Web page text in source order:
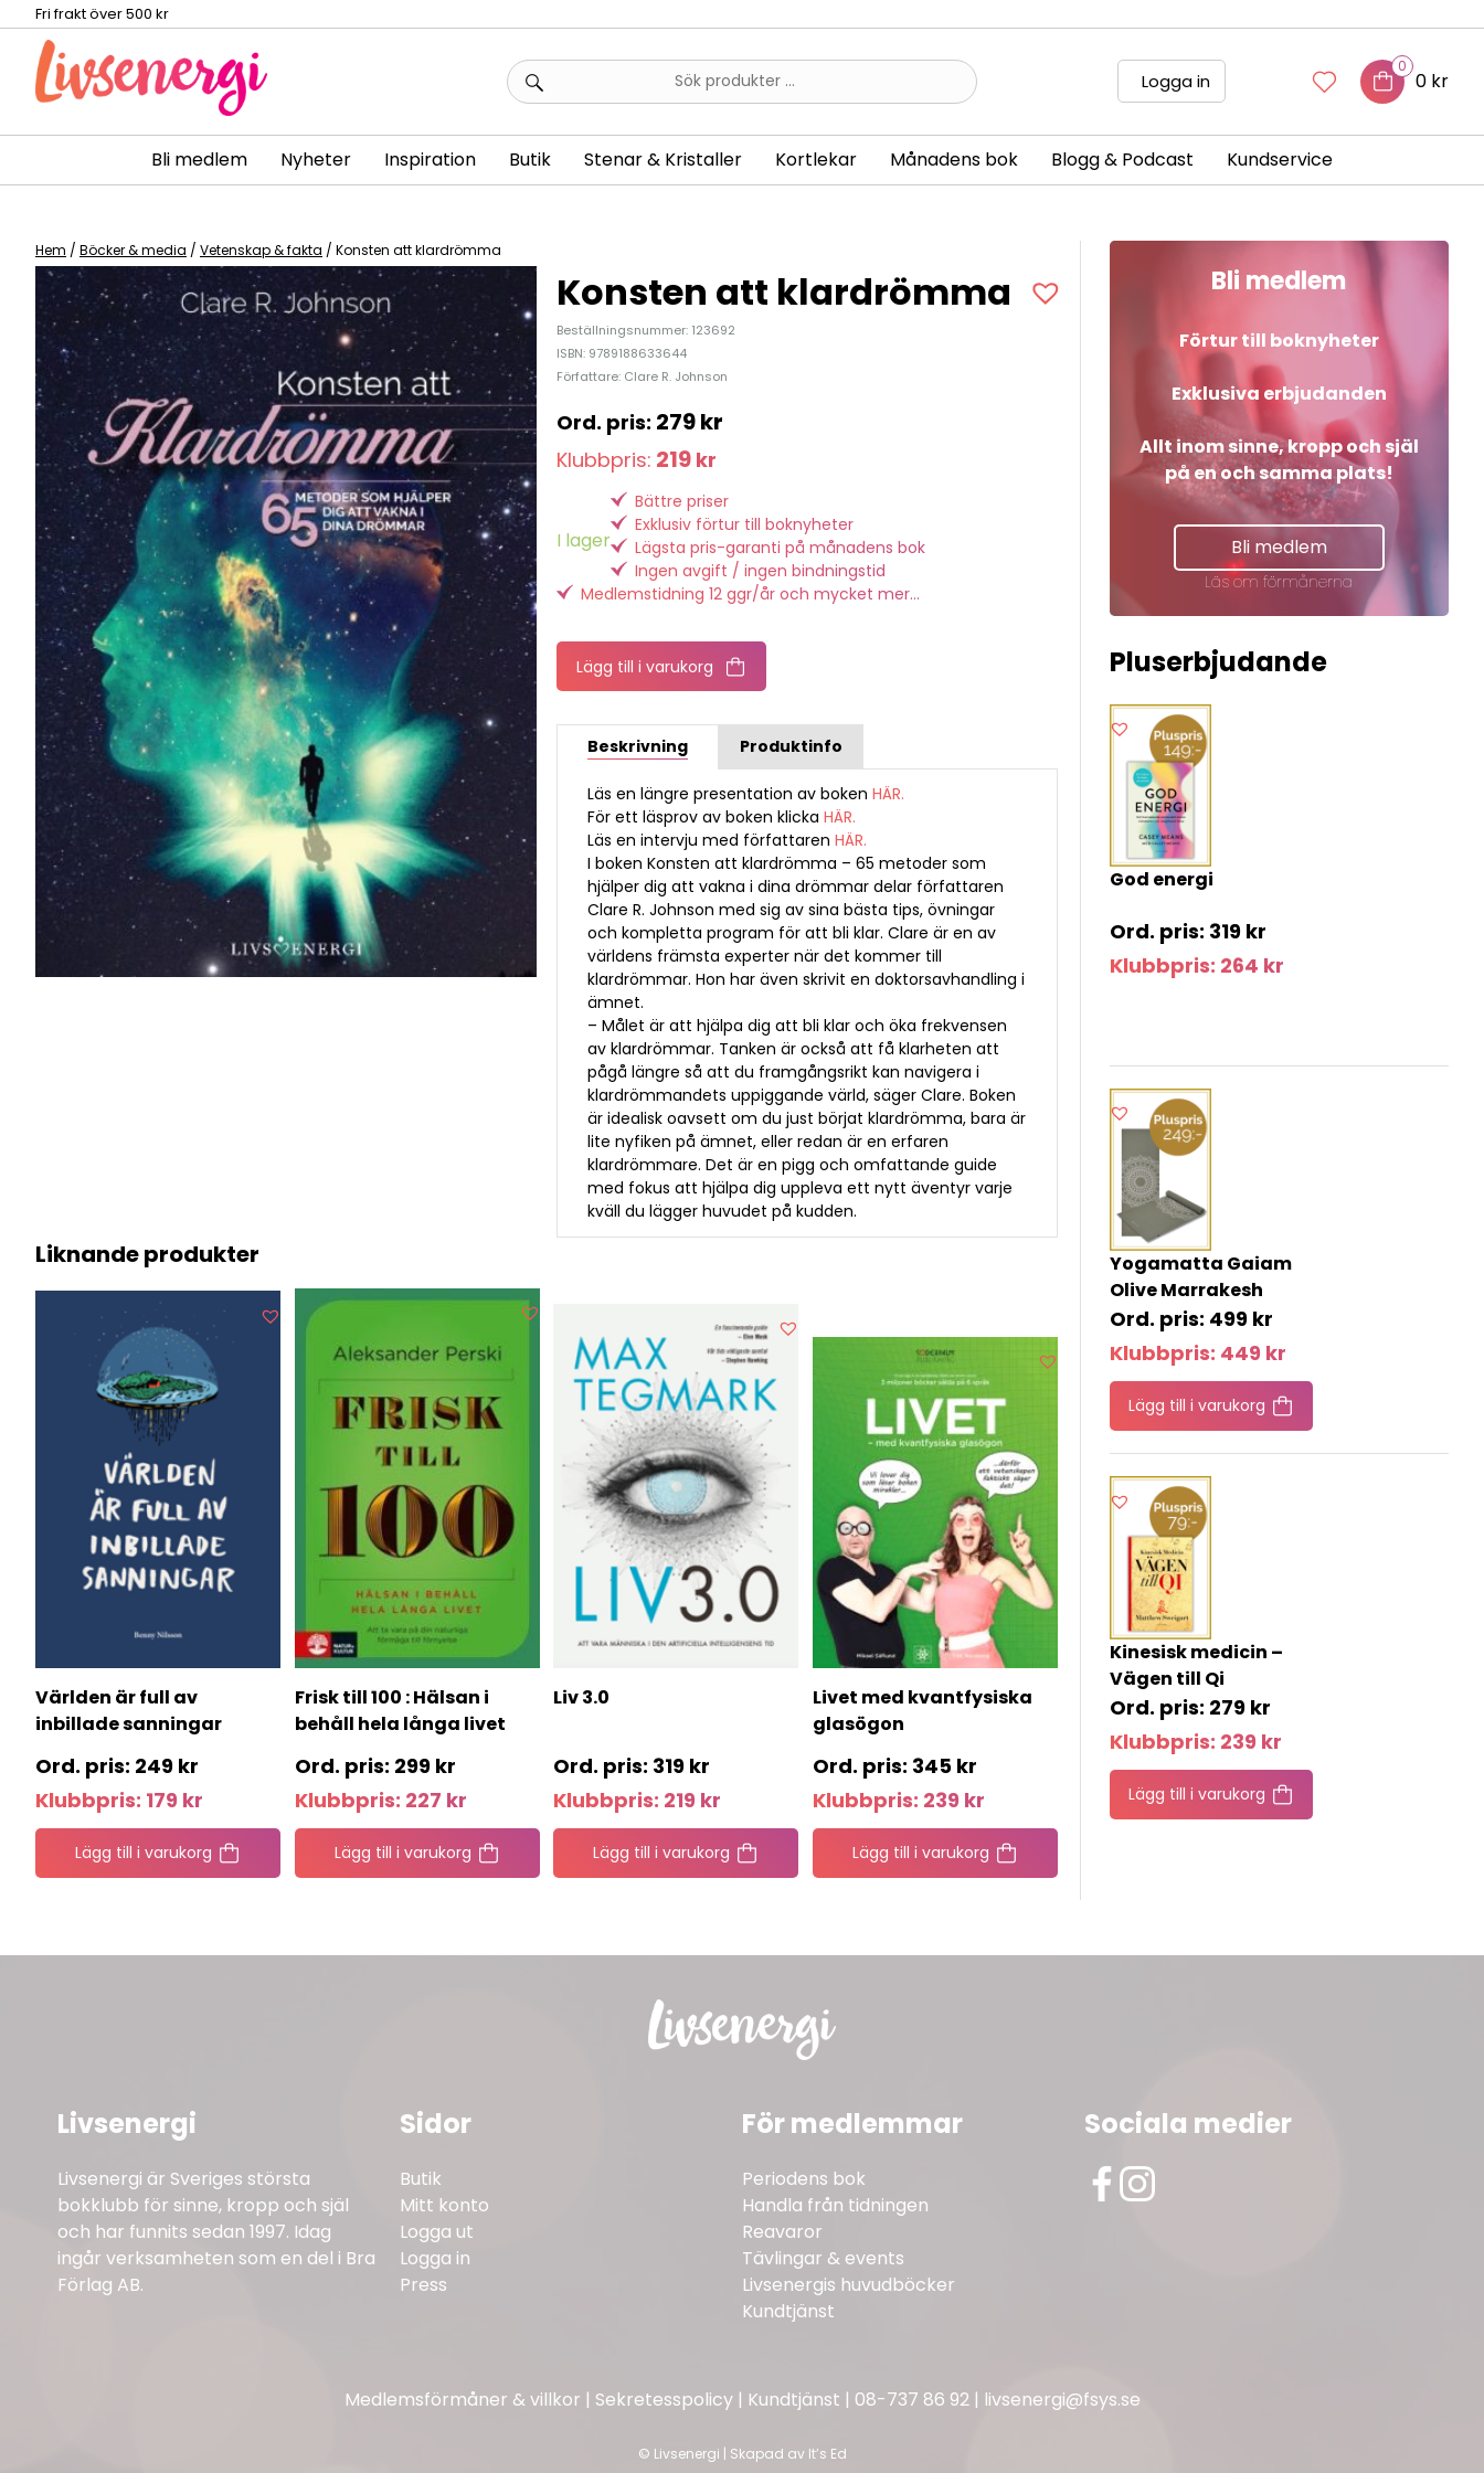
content
Fri frakt över 500 kr
Sök
efter:
Logga in
0
0 kr
Bli medlem Nyheter Inspiration Butik Stenar & Kristaller Kortlekar Månadens bok Blogg & Podcast Kundservice
Hem / Böcker & media / Vetenskap & fakta / Konsten att klardrömma
Konsten att klardrömma
Beställningsnummer: 123692
ISBN: 9789188633644
Författare: Clare R. Johnson
279kr
Klubbpris: 219 kr
I lager
Bättre priser
Exklusiv förtur till boknyheter
Lägsta pris-garanti på månadens bok
Ingen avgift / ingen bindningstid
Medlemstidning 12 ggr/år och mycket mer...
Lägg till i varukorg
Beskrivning Produktinfo
Läs en längre presentation av bokenHÄR.
För ett läsprov av boken klickaHÄR.
Läs en intervju med författarenHÄR.
I boken Konsten att klardrömma – 65 metoder som
hjälper dig att vakna i dina drömmar delar författaren
Clare R. Johnson med sig av sina bästa tips, övningar
och kompletta program för att bli klar. Clare är en av
världens främsta experter när det kommer till
klardrömmar. Hon har även skrivit en doktorsavhandling i
ämnet.
– Målet är att hjälpa dig att bli klar och öka frekvensen
av klardrömmar. Tanken är också att få klarheten att
pågå längre så att du framgångsrikt kan navigera i
klardrömmandets uppiggande värld, säger Clare. Boken
är idealisk oavsett om du just börjat klardrömma, bara är
lite nyfiken på ämnet, eller redan är en erfaren
klardrömmare. Det är en pigg och omfattande guide
med fokus att hjälpa dig uppleva ett nytt äventyr varje
kväll du lägger huvudet på kudden.
Liknande produkter
Världen är full av
inbillade sanningar
249 kr
Klubbpris: 179 kr
Lägg till i varukorg
Frisk till 100 : Hälsan i
behåll hela långa livet
299 kr
Klubbpris: 227 kr
Lägg till i varukorg
Liv 3.0
319 kr
Klubbpris: 219 kr
Lägg till i varukorg
Livet med kvantfysiska
glasögon
345 kr
Klubbpris: 239 kr
Lägg till i varukorg
Bli medlem
Förtur till boknyheter
Exklusiva erbjudanden
Allt inom sinne, kropp och själ
på en och samma plats!
Bli medlem
Läs om förmånerna
Pluserbjudande
God energi
319 kr
Klubbpris: 264 kr
Yogamatta Gaiam
Olive Marrakesh
499 kr
Klubbpris: 449 kr
Lägg till i varukorg
Kinesisk medicin –
Vägen till Qi
279 kr
Klubbpris: 239 kr
Lägg till i varukorg
Livsenergi
Livsenergi är Sveriges största
bokklubb för sinne, kropp och själ
och har funnits sedan 1997. Idag
ingår verksamheten som en del i Bra
Förlag AB.
Sidor
Butik
Mitt konto
Logga ut
Logga in
Press
För medlemmar
Periodens bok
Handla från tidningen
Reavaror
Tävlingar & events
Livsenergis huvudböcker
Kundtjänst
Sociala medier
Medlemsförmåner & villkor | Sekretesspolicy| Kundtjänst | 08-737 86 92| livsenergi@fsys.se
© Livsenergi | Skapad av It’s Ed